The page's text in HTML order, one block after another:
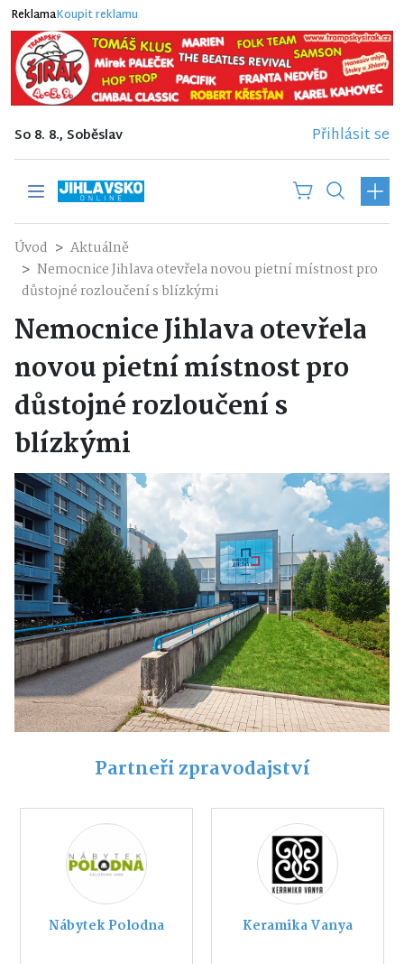
ReklamaKoupit reklamu
So 8. 8., Soběslav Přihlásit se
Úvod
Aktuálně
Nemocnice Jihlava otevřela novou pietní místnost pro
důstojné rozloučení s blízkými
Nemocnice Jihlava otevřela
novou pietní místnost pro
důstojné rozloučení s
blízkými
Partneři zpravodajství
Nábytek Polodna Keramika Vanya